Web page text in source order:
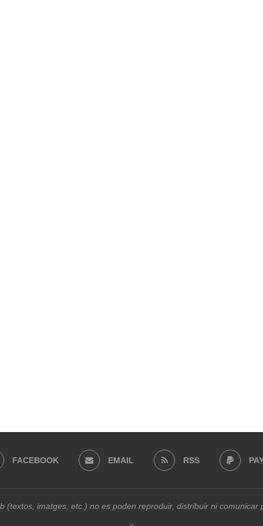
FACEBOOK EMAIL RSS
(textos, imatges, etc.) no es poden reproduir, distribuir ni